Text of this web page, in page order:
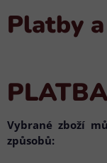
Platby
PLATBA
Vybrané zboží
způsobů: